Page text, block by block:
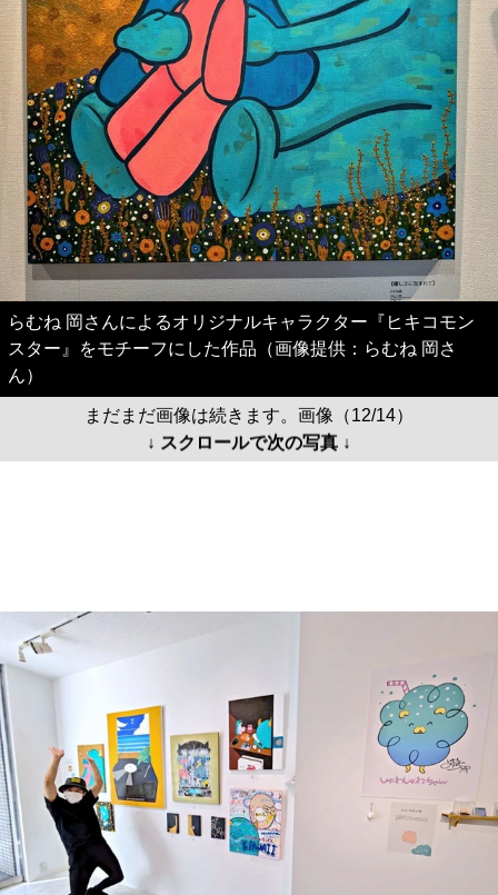
らむね 岡さんによるオリジナルキャラクター『ヒキコモン
スター』をモチーフにした作品（画像提供：らむね 岡さ
ん）
まだまだ画像は続きます。画像（12/14）
↓ スクロールで次の写真 ↓